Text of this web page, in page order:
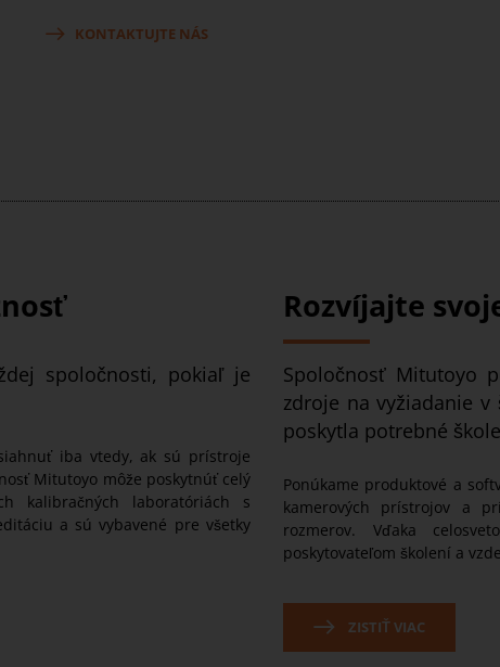
KONTAKTUJTE NÁS
spoločnosti, pokiaľ je
iba vtedy, ak sú prístroje
Mitutoyo môže poskytnúť celý
kalibračných laboratóriách s
a sú vybavené pre všetky
Rozvíjajte
Spoločnosť Mitutoyo
zdroje na vyžiadanie
poskytla potrebné
Ponúkame produktové a
kamerových prístrojov a
rozmerov. Vďaka
poskytovateľom školení a
ZISTIŤ VIAC